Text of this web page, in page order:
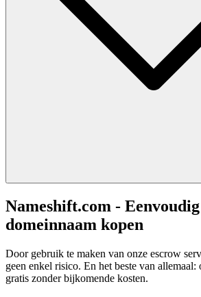
Nameshift.com -
domeinnaam kopen
Door gebruik te maken van onze escrow
geen enkel risico. En het beste van allemaal:
gratis zonder bijkomende kosten.